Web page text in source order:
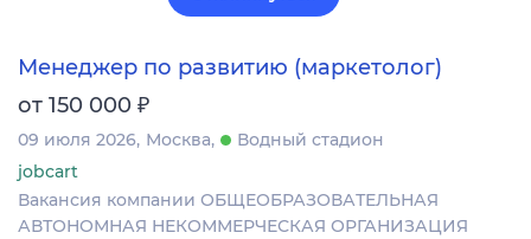
Менеджер по развитию (маркетолог)
от 150 000 ₽
09 июля 2026 Москва
Водный стадион
jobcart
Вакансия компании ОБЩЕОБРАЗОВАТЕЛЬНАЯ
АВТОНОМНАЯ НЕКОММЕРЧЕСКАЯ ОРГАНИЗАЦИЯ